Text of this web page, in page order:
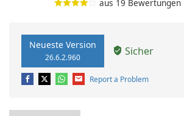
aus 19 Bewertungen
Neueste Version
26.6.2.960 Sicher
Report a Problem